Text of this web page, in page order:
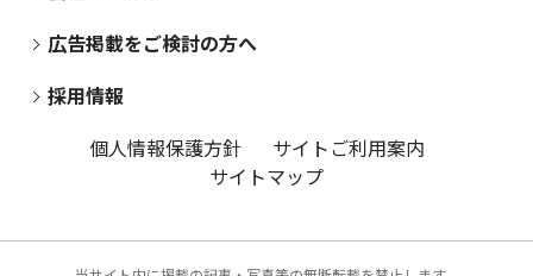
広告掲載をご検討の方へ
採用情報
個人情報保護方針
サイトご利用案内
サイトマップ